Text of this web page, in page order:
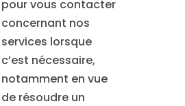
pour vous contacter
concernant nos
services lorsque
c’est nécessaire,
notamment en vue
de résoudre un